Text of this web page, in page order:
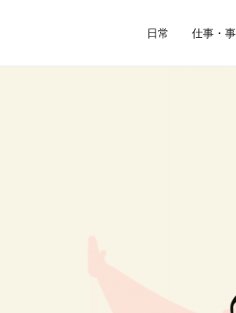
日常 仕事・